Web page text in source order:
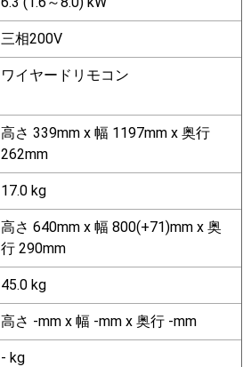
三相200V
ワイヤードリモコン
高さ 339mm x 幅 1197mm x 奥行
262mm
17.0 kg
高さ 640mm x 幅 800(+71)mm x 奥
行 290mm
45.0 kg
高さ -mm x 幅 -mm x 奥行 -mm
- kg